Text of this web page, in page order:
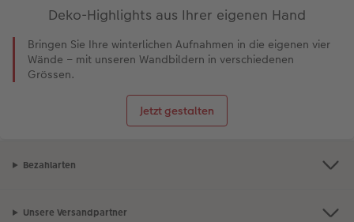
Deko-Highlights aus Ihrer eigenen Hand
Bringen Sie Ihre winterlichen Aufnahmen in die eigenen vier
Wände – mit unseren Wandbildern in verschiedenen
Grössen.
Jetzt gestalten
Bezahlarten
Unsere Versandpartner